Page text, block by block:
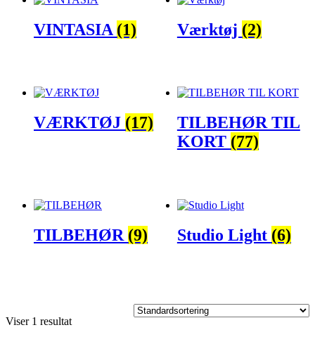
VINTASIA (1) Værktøj (2)
VÆRKTØJ (17)
TILBEHØR TIL
KORT (77)
TILBEHØR (9) Studio Light (6)
Viser 1 resultat